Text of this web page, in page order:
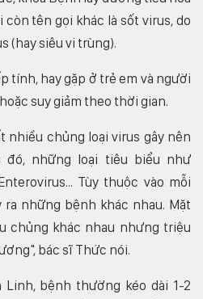
tên gọi khác là sốt virus, do
(hay siêu vi trùng).
tính, hay gặp ở trẻ em và người
suy giảm theo thời gian.
nhiều chủng loại virus gây nên
đó, những loại tiêu biểu như
Tùy thuộc vào mỗi
ra những bệnh khác nhau. Mặt
chủng khác nhau nhưng triệu
bác sĩ Thức nói.
bệnh thường kéo dài 1-2